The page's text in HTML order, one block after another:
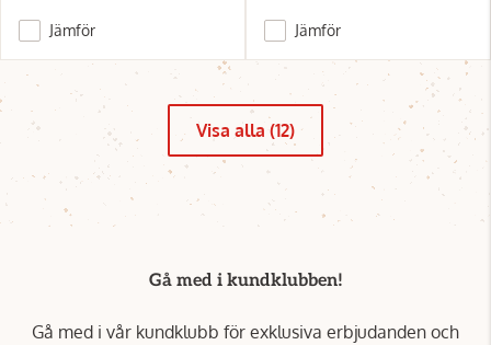
Jämför Jämför
Visa alla (12)
Gå med i kundklubben!
Gå med i vår kundklubb för exklusiva erbjudanden och